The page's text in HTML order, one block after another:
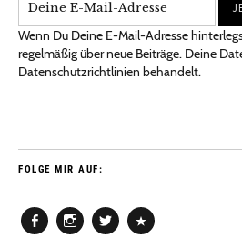
Wenn Du Deine E-Mail-Adresse
regelmäßig über neue Beiträge. Deine
Datenschutzrichtlinien behandelt.
FOLGE MIR AUF: